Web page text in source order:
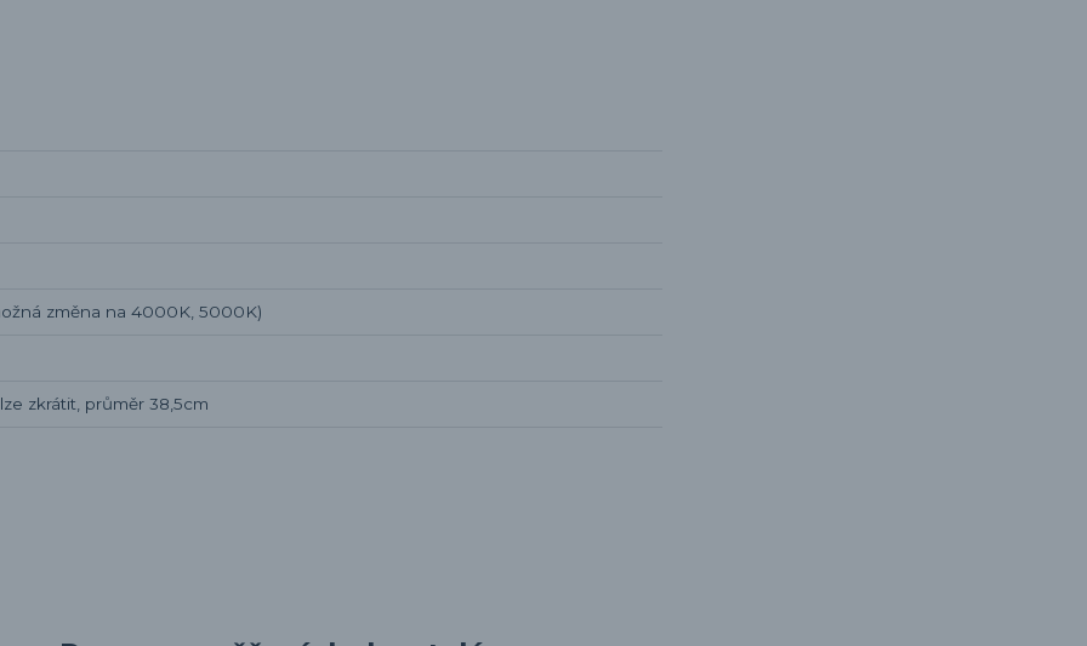
změna na 4000K, 5000K)
zkrátit, průměr 38,5cm